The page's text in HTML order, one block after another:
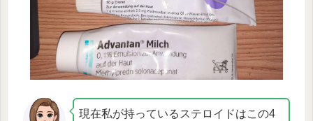
現在私が持っているステロイドはこの4